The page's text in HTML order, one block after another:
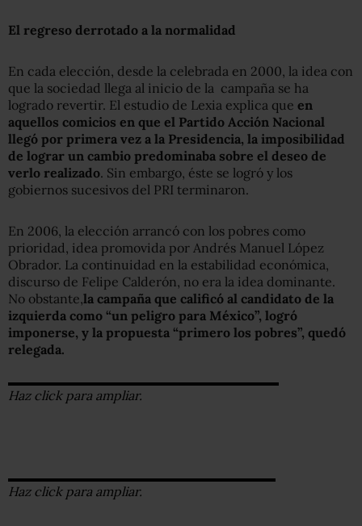
El regreso derrotado a la normalidad
En cada elección, desde la celebrada en 2000, la idea con
que la sociedad llega al inicio de la campaña se ha
logrado revertir. El estudio de Lexia explica que en
aquellos comicios en que el Partido Acción Nacional
llegó por primera vez a la Presidencia, la imposibilidad
de lograr un cambio predominaba sobre el deseo de
verlo realizado. Sin embargo, éste se logró y los
gobiernos sucesivos del PRI terminaron.
En 2006, la elección arrancó con los pobres como
prioridad, idea promovida por Andrés Manuel López
Obrador. La continuidad en la estabilidad económica,
discurso de Felipe Calderón, no era la idea dominante.
No obstante, la campaña que calificó al candidato de la
izquierda como “un peligro para México”, logró
imponerse, y la propuesta “primero los pobres”, quedó
relegada.
Haz click para ampliar.
Haz click para ampliar.